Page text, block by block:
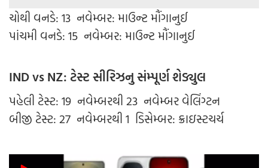
ચોથી વનડે: 13 નવેમ્બર: માઉન્ટ મૌંગાનુઈ
પાંચમી વનડે: 15 નવેમ્બર: માઉન્ટ મૌંગાનુઈ
IND vs NZ: ટેસ્ટ સીરિઝનુ સંમ્પૂર્ણ શેડ્યુલ
પહેલી ટેસ્ટ: 19 નવેમ્બરથી 23 નવેમ્બર વેલિંગ્ટન
બીજી ટેસ્ટ: 27 નવેમ્બરથી 1 ડિસેમ્બર: ક્રાઇસ્ટચર્ચ